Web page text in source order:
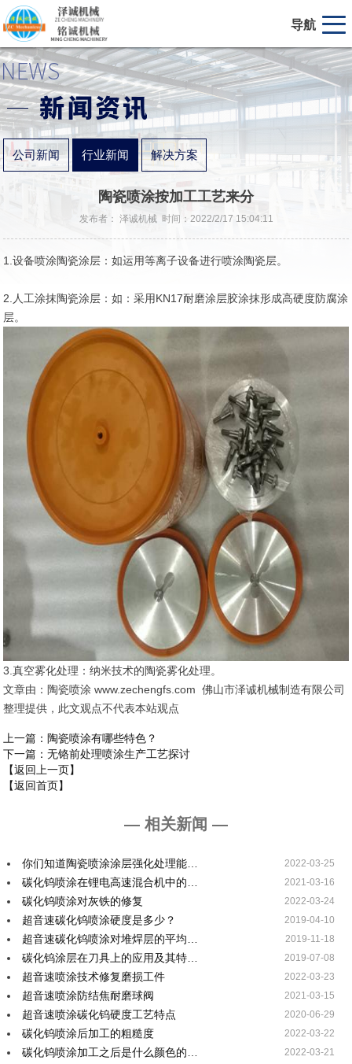
导航
公司新闻 行业新闻 解决方案
陶瓷喷涂按加工工艺来分
发布者： 泽诚机械 时间：2022/2/17 15:04:11
1.设备喷涂陶瓷涂层：如运用等离子设备进行喷涂陶瓷层。
2.人工涂抹陶瓷涂层：如：采用KN17耐磨涂层胶涂抹形成高硬度防腐涂
层。
3.真空雾化处理：纳米技术的陶瓷雾化处理。
文章由：陶瓷喷涂 www.zechengfs.com 佛山市泽诚机械制造有限公司
整理提供，此文观点不代表本站观点
上一篇 ：陶瓷喷涂有哪些特色？
下一篇 ：无铬前处理喷涂生产工艺探讨
【返回上一页】
【返回首页】
— 相关新闻 —
你们知道陶瓷喷涂涂层强化处理能… 2022-03-25
碳化钨喷涂在锂电高速混合机中的… 2021-03-16
碳化钨喷涂对灰铁的修复 2022-03-24
超音速碳化钨喷涂硬度是多少？ 2019-04-10
超音速碳化钨喷涂对堆焊层的平均… 2019-11-18
碳化钨涂层在刀具上的应用及其特… 2019-07-08
超音速喷涂技术修复磨损工件 2022-03-23
超音速喷涂防结焦耐磨球阀 2021-03-15
超音速喷涂碳化钨硬度工艺特点 2020-06-29
碳化钨喷涂后加工的粗糙度 2022-03-22
碳化钨喷涂加工之后是什么颜色的… 2022-03-21